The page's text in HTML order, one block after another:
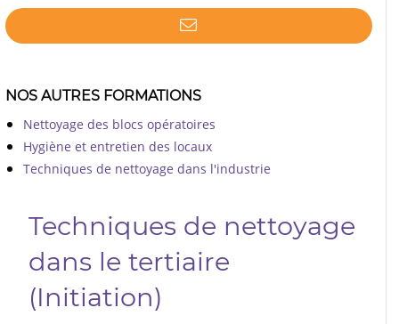
NOS AUTRES FORMATIONS
Nettoyage des blocs opératoires
Hygiène et entretien des locaux
Techniques de nettoyage dans l'industrie
Techniques de nettoyage
dans le tertiaire
(Initiation)